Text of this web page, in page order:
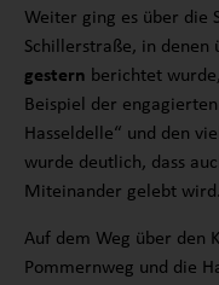
Weiter ging es über die
Schillerstraße, in denen
gestern berichtet
Beispiel der
Hasseldelle“ und den
wurde deutlich, dass
Miteinander gelebt wird.
Auf dem Weg über den
Pommernweg und die